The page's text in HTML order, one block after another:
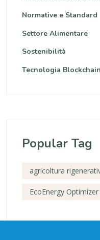
Normative e Standard
Settore Alimentare
Sostenibilità
Tecnologia Blockchain
Popular Tag
agricoltura
EcoEnergy Optimizer